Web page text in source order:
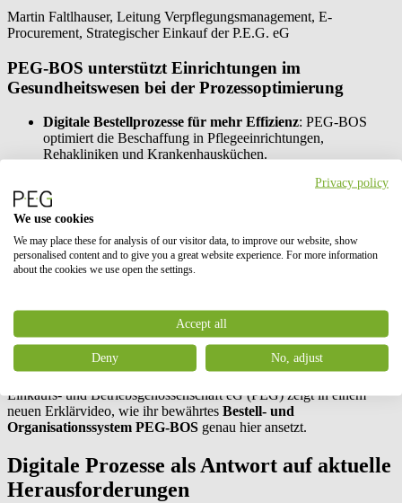
Privacy policy
We use cookies
We may place these for analysis of our visitor data, to improve our website, show
personalised content and to give you a great website experience. For more information
about the cookies we use open the settings.
Accept all
Deny No, adjust
Martin Faltlhauser, Leitung Verpflegungsmanagement, E-
Procurement, Strategischer Einkauf der P.E.G. eG
PEG-BOS unterstützt Einrichtungen im
Gesundheitswesen bei der Prozessoptimierung
Digitale Bestellprozesse für mehr Effizienz: PEG-BOS
optimiert die Beschaffung in Pflegeeinrichtungen,
Rehakliniken und Krankenhausküchen.
Modul bündelt Bestellungen, reduziert Lieferungen und
schafft Planungssicherheit.
Neues Erklärvideo
BOS den Arbeitsalltag in Gesundheitseinrichtungen spürbar
erleichtert.
regulatorische Anforderungen stellen Einrichtungen im
Gesundheitswesen vor große Herausforderungen. Sowohl Senioren-
und Pflegeeinrichtungen als auch Rehakliniken und Krankenhäuser
sind gefordert, ihre Ressourcen effizienter zu nutzen und gleichzeitig
Einkaufs- und Betriebsgenossenschaft eG (PEG) zeigt in einem
neuen Erklärvideo, wie ihr bewährtes Bestell- und
Organisationssystem PEG-BOS genau hier ansetzt.
Digitale Prozesse als Antwort auf aktuelle
Herausforderungen